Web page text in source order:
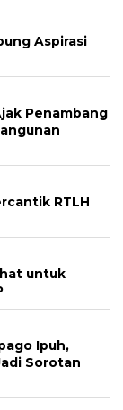
Aspirasi
Penambang
RTLH
untuk
Ipuh,
Sorotan